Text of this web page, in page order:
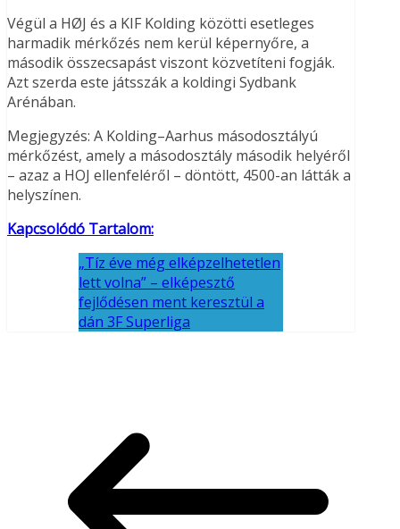
Végül a HØJ és a KIF Kolding közötti esetleges
harmadik mérkőzés nem kerül képernyőre, a
második összecsapást viszont közvetíteni fogják.
Azt szerda este játsszák a koldingi Sydbank
Arénában.
Megjegyzés: A Kolding–Aarhus másodosztályú
mérkőzést, amely a másodosztály második helyéről
– azaz a HOJ ellenfeléről – döntött, 4500-an látták a
helyszínen.
Kapcsolódó Tartalom:
„Tíz éve még elképzelhetetlen
lett volna” – elképesztő
fejlődésen ment keresztül a
dán 3F Superliga